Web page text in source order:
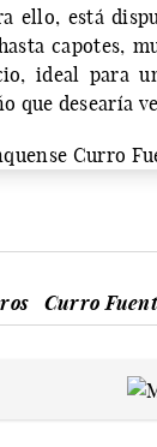
ello, está
capotes,
ideal para
que desearía
Curro